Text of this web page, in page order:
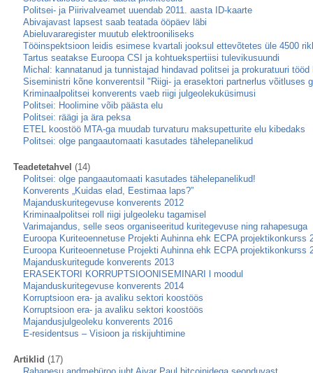
Politsei- ja Piirivalveamet uuendab 2011. aasta ID-kaarte
Abivajavast lapsest saab teatada ööpäev läbi
Abieluvararegister muutub elektrooniliseks
Tööinspektsioon leidis esimese kvartali jooksul ettevõtetes üle 4500
Tartus seatakse Euroopa CSI ja kohtuekspertiisi tulevikusuundi
Michal: kannatanud ja tunnistajad hindavad politsei ja prokuratuuri tööd
Siseministri kõne konverentsil "Riigi- ja erasektori partnerlus võitluses
Kriminaalpolitsei konverents vaeb riigi julgeolekuküsimusi
Politsei: Hoolimine võib päästa elu
Politsei: räägi ja ära peksa
ETEL koostöö MTA-ga muudab turvaturu maksupetturite elu kibedaks
Politsei: olge pangaautomaati kasutades tähelepanelikud
Teadetetahvel (14)
Politsei: olge pangaautomaati kasutades tähelepanelikud!
Konverents „Kuidas elad, Eestimaa laps?”
Majanduskuritegevuse konverents 2012
Kriminaalpolitsei roll riigi julgeoleku tagamisel
Varimajandus, selle seos organiseeritud kuritegevuse ning rahapesuga
Euroopa Kuriteoennetuse Projekti Auhinna ehk ECPA projektikonkurss
Euroopa Kuriteoennetuse Projekti Auhinna ehk ECPA projektikonkurss
Majanduskuritegude konverents 2013
ERASEKTORI KORRUPTSIOONISEMINARI l moodul
Majanduskuritegevuse konverents 2014
Korruptsioon era- ja avaliku sektori koostöös
Korruptsioon era- ja avaliku sektori koostöös
Majandusjulgeoleku konverents 2016
E-residentsus – Visioon ja riskijuhtimine
Artiklid (17)